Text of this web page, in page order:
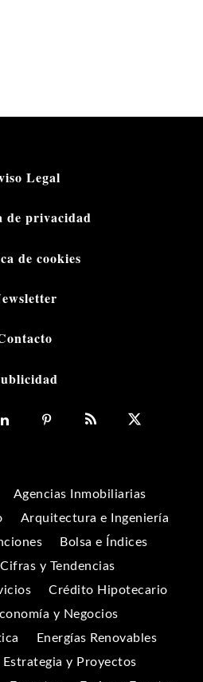
Legal
de privacidad
de cookies
Agencias Inmobiliarias
Arquitectura e Ingeniería
Bolsa e Índices
Cifras y Tendencias
Crédito Hipotecario
y Negocios
Energías Renovables
Estrategia y Proyectos